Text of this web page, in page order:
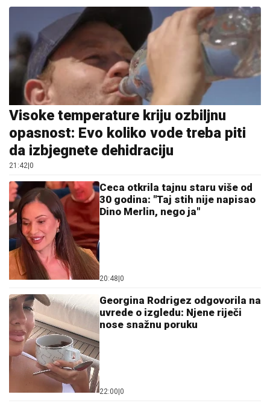
Visoke temperature kriju ozbiljnu
opasnost: Evo koliko vode treba piti
da izbjegnete dehidraciju
21:42|0
Ceca otkrila tajnu staru više od
30 godina: "Taj stih nije napisao
Dino Merlin, nego ja"
20:48|0
Georgina Rodrigez odgovorila na
uvrede o izgledu: Njene riječi
nose snažnu poruku
22:00|0